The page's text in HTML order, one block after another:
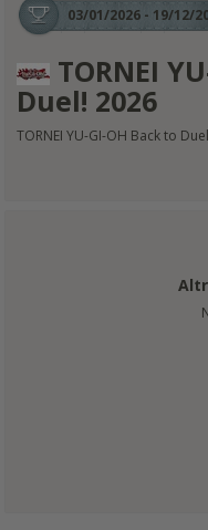
03/01/2026 - 19/12/
TORNEI
Duel! 2026
TORNEI YU-GI-OH Back to